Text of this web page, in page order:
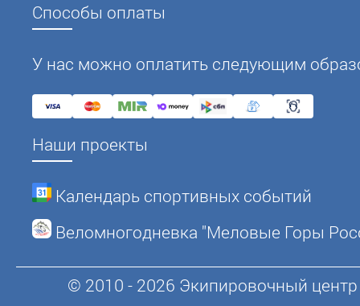
Способы оплаты
У нас можно оплатить следующим
Наши проекты
Календарь спортивных событий
Веломногодневка "Меловые Горы
© 2010 - 2026 Экипировочный